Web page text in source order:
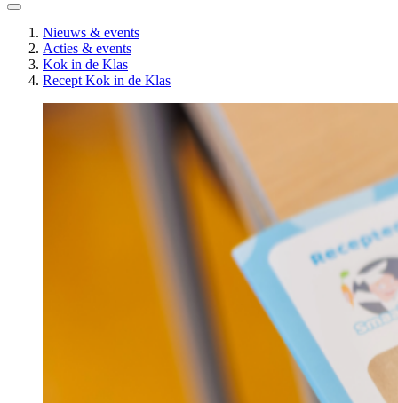
Nieuws & events
Acties & events
Kok in de Klas
Recept Kok in de Klas